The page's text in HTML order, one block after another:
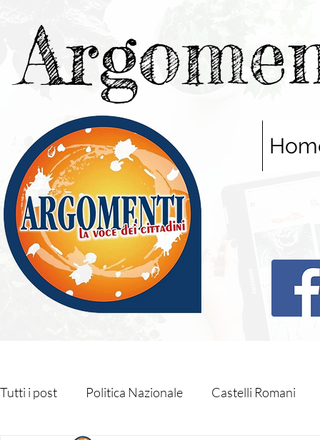
Tutti i post Politica Nazionale Castelli Romani